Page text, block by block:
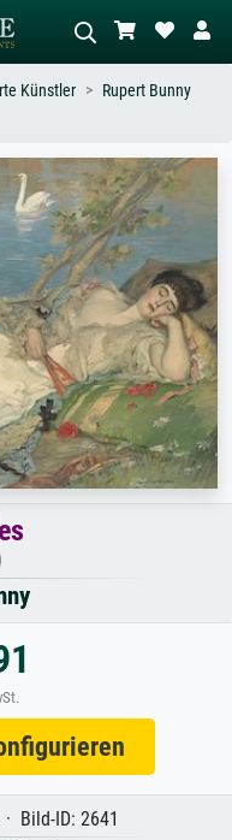
Sie die Szene – z.B. Grüne
Abstrakt mit viel Rot, Dunkles
Stehender Akt neben einem
Baum.
Künstler
Rupert Bunny
Bild-ID: 2641